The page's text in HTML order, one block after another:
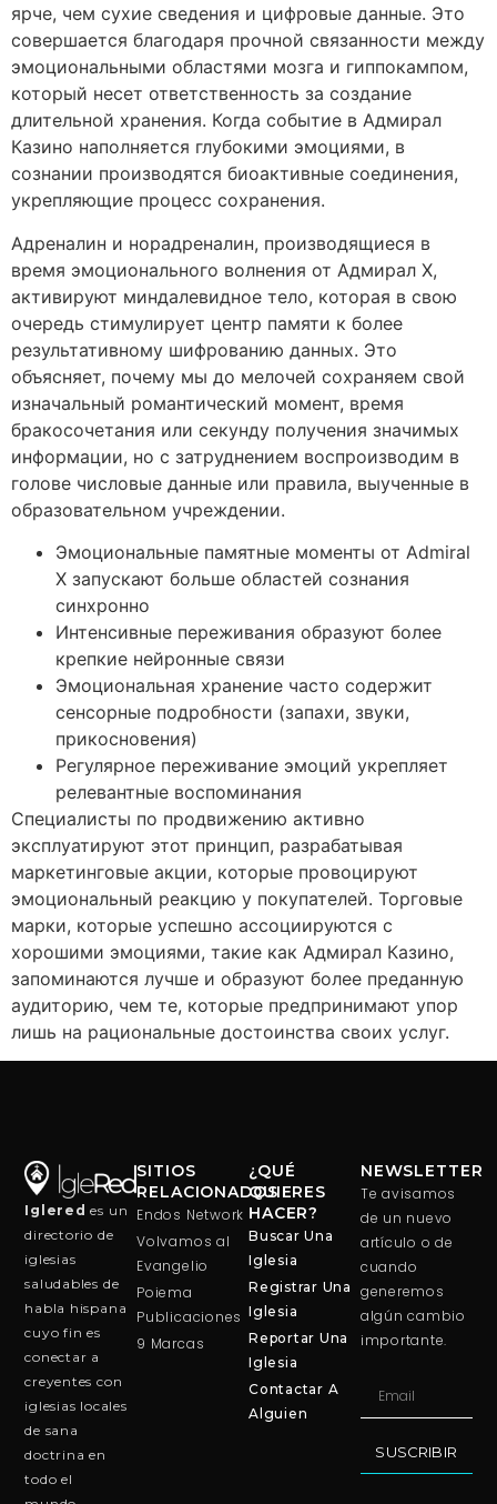
ярче, чем сухие сведения и цифровые данные. Это
совершается благодаря прочной связанности между
эмоциональными областями мозга и гиппокампом,
который несет ответственность за создание
длительной хранения. Когда событие в Адмирал
Казино наполняется глубокими эмоциями, в
сознании производятся биоактивные соединения,
укрепляющие процесс сохранения.
Адреналин и норадреналин, производящиеся в
время эмоционального волнения от Адмирал Х,
активируют миндалевидное тело, которая в свою
очередь стимулирует центр памяти к более
результативному шифрованию данных. Это
объясняет, почему мы до мелочей сохраняем свой
изначальный романтический момент, время
бракосочетания или секунду получения значимых
информации, но с затруднением воспроизводим в
голове числовые данные или правила, выученные в
образовательном учреждении.
Эмоциональные памятные моменты от Admiral
X запускают больше областей сознания
синхронно
Интенсивные переживания образуют более
крепкие нейронные связи
Эмоциональная хранение часто содержит
сенсорные подробности (запахи, звуки,
прикосновения)
Регулярное переживание эмоций укрепляет
релевантные воспоминания
Специалисты по продвижению активно
эксплуатируют этот принцип, разрабатывая
маркетинговые акции, которые провоцируют
эмоциональный реакцию у покупателей. Торговые
марки, которые успешно ассоциируются с
хорошими эмоциями, такие как Адмирал Казино,
запоминаются лучше и образуют более преданную
аудиторию, чем те, которые предпринимают упор
лишь на рациональные достоинства своих услуг.
Iglered es un
directorio de
iglesias
saludables de
habla hispana
cuyo fin es
conectar a
creyentes con
iglesias locales
de sana
doctrina en
todo el
SITIOS
RELACIONADOS
Endos Network
Volvamos al
Evangelio
Poiema
Publicaciones
9 Marcas
¿QUÉ
QUIERES
HACER?
Buscar Una
Iglesia
Registrar Una
Iglesia
Reportar Una
Iglesia
Contactar A
Alguien
NEWSLETTER
Te avisamos
de un nuevo
artículo o de
cuando
generemos
algún cambio
importante.
SUSCRIBIR